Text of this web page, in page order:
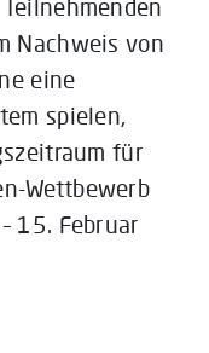
Nachweis von
eine
spielen,
für
Wettbewerb
15. Februar